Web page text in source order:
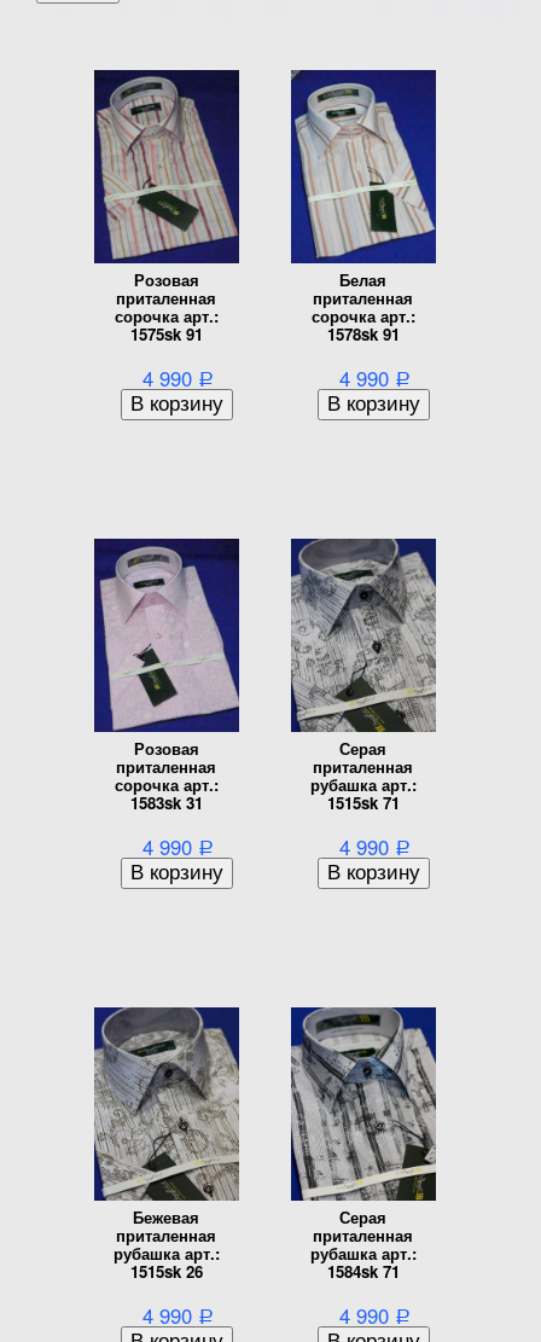
Розовая
приталенная
сорочка арт.:
1575sk 91
4 990 Р
Белая
приталенная
сорочка арт.:
1578sk 91
4 990 Р
Розовая
приталенная
сорочка арт.:
1583sk 31
4 990 Р
Серая
приталенная
рубашка арт.:
1515sk 71
4 990 Р
Бежевая
приталенная
рубашка арт.:
1515sk 26
4 990 Р
Серая
приталенная
рубашка арт.:
1584sk 71
4 990 Р